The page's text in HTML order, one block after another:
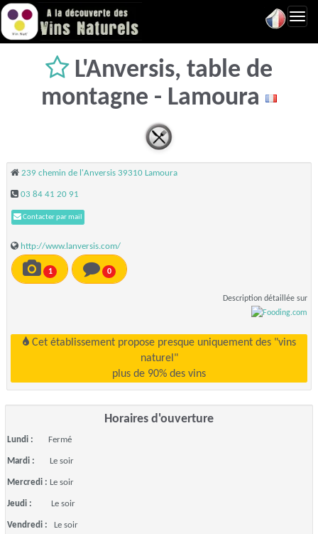
L'Anversis, table de
montagne - Lamoura
239 chemin de l'Anversis 39310 Lamoura
03 84 41 20 91
Contacter par mail
http://www.lanversis.com/
1 0
Description détaillée sur
Cet établissement propose presque uniquement des "vins
naturel"
plus de 90% des vins
Horaires d'ouverture
Lundi : Fermé
Mardi : Le soir
Mercredi : Le soir
Jeudi : Le soir
Vendredi : Le soir